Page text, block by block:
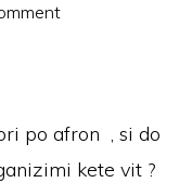
po afron , si do
kete vit ?